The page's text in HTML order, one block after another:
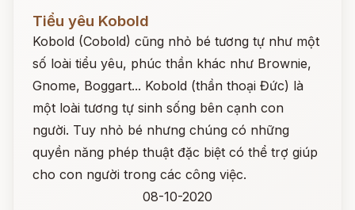
Đọc ngay
Tiểu yêu Kobold
Kobold (Cobold) cũng nhỏ bé tương tự như một
số loài tiểu yêu, phúc thần khác như Brownie,
Gnome, Boggart... Kobold (thần thoại Đức) là
một loài tương tự sinh sống bên cạnh con
người. Tuy nhỏ bé nhưng chúng có những
quyền năng phép thuật đặc biệt có thể trợ giúp
cho con người trong các công việc.
08-10-2020